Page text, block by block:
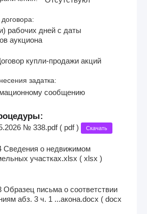
рабочих дней с даты
аукциона
купли-продажи акций
задатка:
сообщению
№ 338.pdf ( pdf ) Скачать
о недвижимом
участках.xlsx ( xlsx )
письма о соответствии
абз. 3 ч. 1 ...акона.docx ( docx